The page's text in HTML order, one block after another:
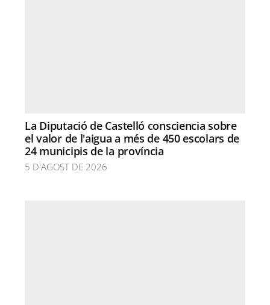
La Diputació de Castelló consciencia sobre
el valor de l'aigua a més de 450 escolars de
24 municipis de la província
5 D'AGOST DE 2026